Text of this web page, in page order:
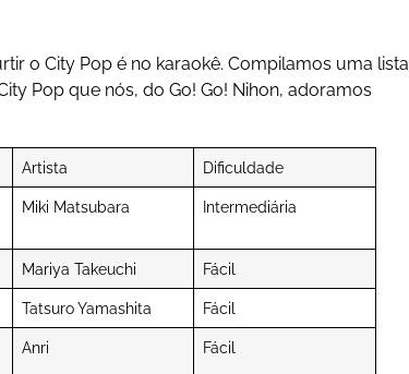
o City Pop é no karaokê. Compilamos uma lista
Pop que nós, do Go! Go! Nihon, adoramos
Artista Dificuldade
Miki Matsubara Intermediária
Mariya Takeuchi Fácil
Tatsuro Yamashita Fácil
Anri Fácil